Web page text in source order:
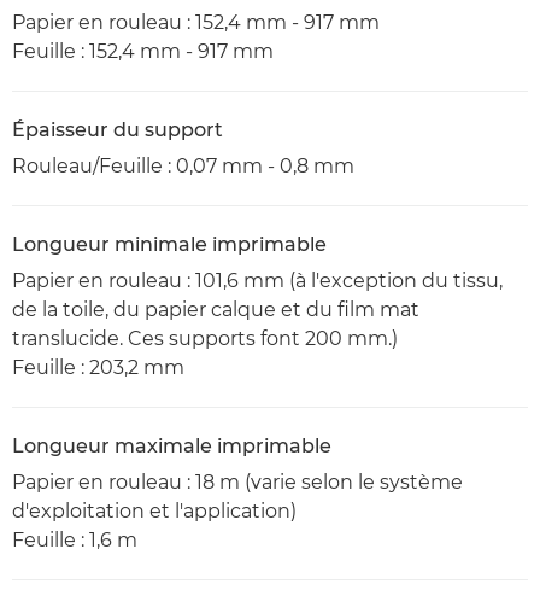
Papier en rouleau : 152,4 mm - 917 mm
Feuille : 152,4 mm - 917 mm
Épaisseur du support
Rouleau/Feuille : 0,07 mm - 0,8 mm
Longueur minimale imprimable
Papier en rouleau : 101,6 mm (à l'exception du tissu,
de la toile, du papier calque et du film mat
translucide. Ces supports font 200 mm.)
Feuille : 203,2 mm
Longueur maximale imprimable
Papier en rouleau : 18 m (varie selon le système
d'exploitation et l'application)
Feuille : 1,6 m